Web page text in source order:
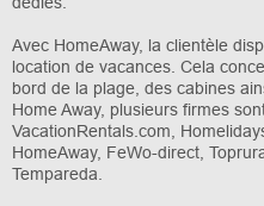
Avec HomeAway, la clientèle
location de vacances. Cela
bord de la plage, des cabines
Home Away, plusieurs firmes
VacationRentals.com,
HomeAway, FeWo-direct,
Tempareda.